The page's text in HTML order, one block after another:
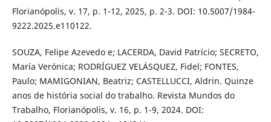
Florianópolis, v. 17, p. 1-12, 2025, p. 2-3. DOI: 10.5007/1984-
9222.2025.e110122.
SOUZA, Felipe Azevedo e; LACERDA, David Patrício; SECRETO,
María Verónica; RODRÍGUEZ VELÁSQUEZ, Fidel; FONTES,
Paulo; MAMIGONIAN, Beatriz; CASTELLUCCI, Aldrin. Quinze
anos de história social do trabalho. Revista Mundos do
Trabalho, Florianópolis, v. 16, p. 1-9, 2024. DOI: